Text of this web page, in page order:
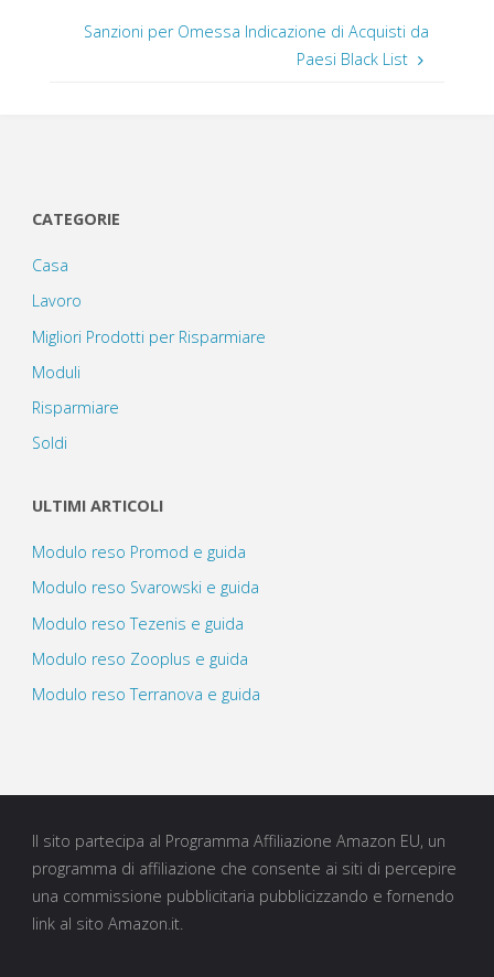
Sanzioni per Omessa Indicazione di Acquisti da
Paesi Black List
CATEGORIE
Casa
Lavoro
Migliori Prodotti per Risparmiare
Moduli
Risparmiare
Soldi
ULTIMI ARTICOLI
Modulo reso Promod e guida
Modulo reso Svarowski e guida
Modulo reso Tezenis e guida
Modulo reso Zooplus e guida
Modulo reso Terranova e guida
Il sito partecipa al Programma Affiliazione Amazon EU, un
programma di affiliazione che consente ai siti di percepire
una commissione pubblicitaria pubblicizzando e fornendo
link al sito Amazon.it.